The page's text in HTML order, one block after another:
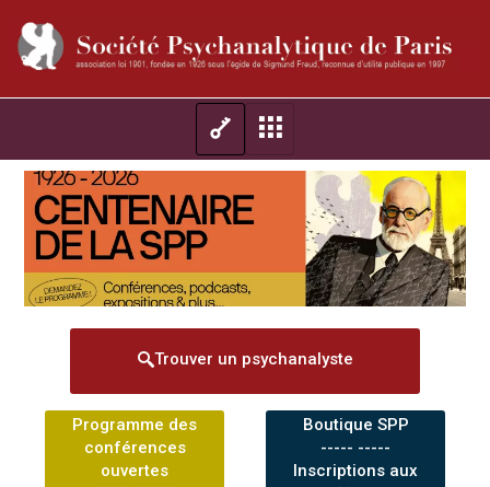
Trouver un psychanalyste
Programme des
conférences
ouvertes
Boutique SPP
----- -----
Inscriptions aux